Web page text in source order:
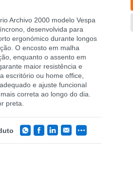
Archivo 2000 modelo Vespa
desenvolvida para
ergonómico durante longos
O encosto em malha
enquanto o assento em
maior resistência e
escritório ou home office,
e ajuste funcional
correta ao longo do dia.
preta.